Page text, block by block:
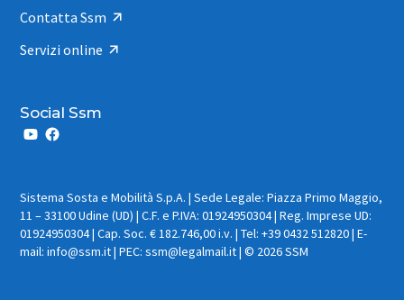
Contatta Ssm
Servizi online
Social Ssm
Sistema Sosta e Mobilità S.p.A. | Sede Legale: Piazza Primo Maggio,
11 – 33100 Udine (UD) | C.F. e P.IVA: 01924950304 | Reg. Imprese UD:
01924950304 | Cap. Soc. € 182.746,00 i.v. | Tel: +39 0432 512820 | E-
mail: info@ssm.it | PEC: ssm@legalmail.it | © 2026 SSM